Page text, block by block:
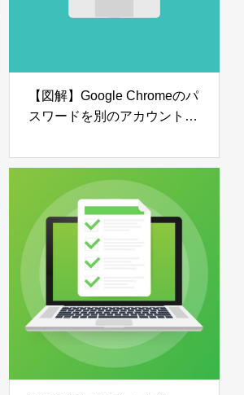
【図解】Google Chromeのパ
スワードを別のアカウントへ